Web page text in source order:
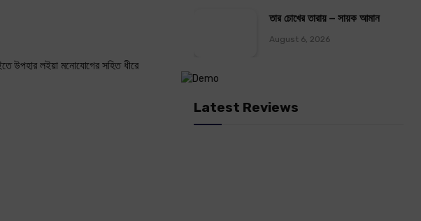
উপহার লইয়া মনোযোগের সহিত ধীরে
তার চোখের তারায় – সায়ক আমান
August 6, 2026
Latest Reviews